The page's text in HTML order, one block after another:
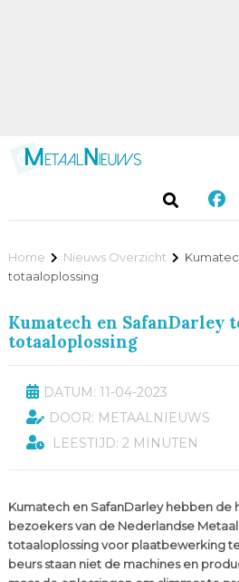
Home Nieuws Overzicht
totaaloplossing
Kumatech en SafanDarley
totaaloplossing
DATUM: 11-04-2023
DOOR: METAALNIEUWS
LEESTIJD: 2 MINUTEN
Kumatech en SafanDarley hebben de
bezoekers van de Nederlandse
totaaloplossing voor plaatbewerking
beurs staan niet de machines en